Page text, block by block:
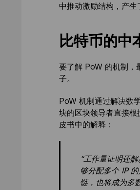
中推动激励结构，产生
比特币的中
要了解 PoW 的机制，
子。
PoW 机制通过解决数
块的区块领导者直接
皮书中的解释：
“工作量证明还
够分配多个 IP
链，也将成为多